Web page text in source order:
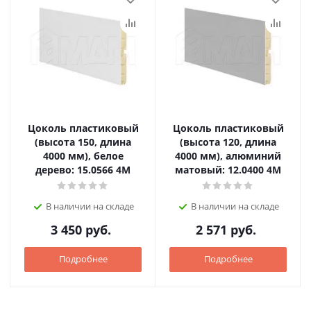
Цоколь пластиковый
(высота 150, длина
4000 мм), белое
дерево: 15.0566 4M
В наличии на складе
3 450руб.
Подробнее
Цоколь пластиковый
(высота 120, длина
4000 мм), алюминий
матовый: 12.0400 4M
В наличии на складе
2 571 руб.
Подробнее